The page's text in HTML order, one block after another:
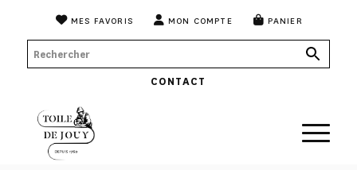
MES FAVORIS MON COMPTE PANIER
CONTACT